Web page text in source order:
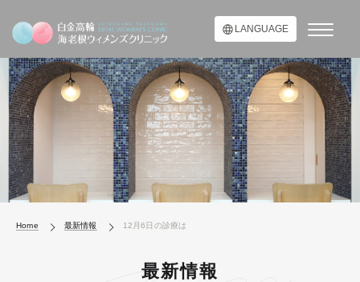
LANGUAGE
Home 最新情報 12月6日の診療は
最新情報